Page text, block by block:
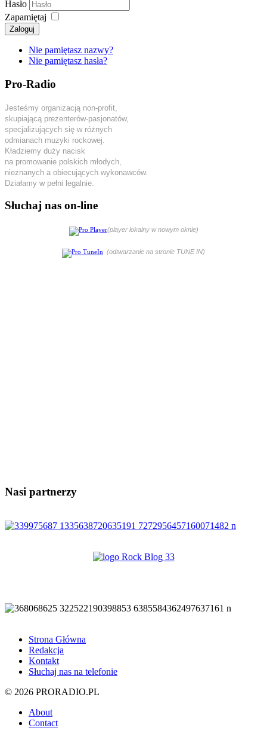
Hasło
Zapamiętaj
Zaloguj
Nie pamiętasz nazwy?
Nie pamiętasz hasła?
Pro-Radio
Jesteśmy organizacją non-profit,
skupiającą prezenterów-pasjonatów,
specjalizujących się w różnych
odmianach muzyki rockowej.
Kładziemy duży nacisk
na promowanie polskich młodych,
nieznanych a obiecujących wykonawców.
Działamy w pełni legalnie.
Słuchaj nas on-line
(player lokalny w nowym oknie)
(odtwarzanie na stronie TUNE IN)
Nasi partnerzy
Strona Główna
Redakcja
Kontakt
Słuchaj nas na telefonie
© 2026 PRORADIO.PL
About
Contact